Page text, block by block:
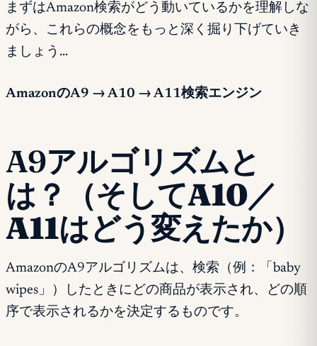
まずはAmazon検索がどう動いているかを理解しな
がら、これらの概念をもっと深く掘り下げていき
ましょう…
AmazonのA9 → A10 → A11検索エンジン
A9アルゴリズムと
は？
（そしてA10／
A11はどう変えたか）
AmazonのA9アルゴリズムは、検索（例：「baby
wipes」）したときにどの商品が表示され、どの順
序で表示されるかを決定するものです。